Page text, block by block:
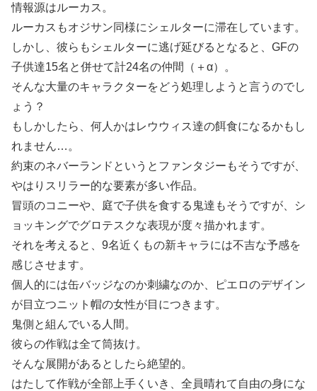
情報源はルーカス。
ルーカスもオジサン同様にシェルターに滞在しています。
しかし、彼らもシェルターに逃げ延びるとなると、GFの
子供達15名と併せて計24名の仲間（＋α）。
そんな大量のキャラクターをどう処理しようと言うのでし
ょう？
もしかしたら、何人かはレウウィス達の餌食になるかもし
れません…。
約束のネバーランドというとファンタジーもそうですが、
やはりスリラー的な要素が多い作品。
冒頭のコニーや、庭で子供を食する鬼達もそうですが、シ
ョッキングでグロテスクな表現が度々描かれます。
それを考えると、9名近くもの新キャラには不吉な予感を
感じさせます。
個人的には缶バッジなのか刺繍なのか、ピエロのデザイン
が目立つニット帽の女性が目につきます。
鬼側と組んでいる人間。
彼らの作戦は全て筒抜け。
そんな展開があるとしたら絶望的。
はたして作戦が全部上手くいき、全員晴れて自由の身にな